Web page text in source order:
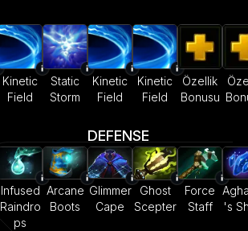
Kinetic
Field
Static
Storm
Kinetic
Field
Kinetic
Field
Özellik
Bonusu
Infused
Raindro
ps
Arcane
Boots
DEFENSE
Glimmer
Cape
Ghost
Scepter
Force
Staff
's